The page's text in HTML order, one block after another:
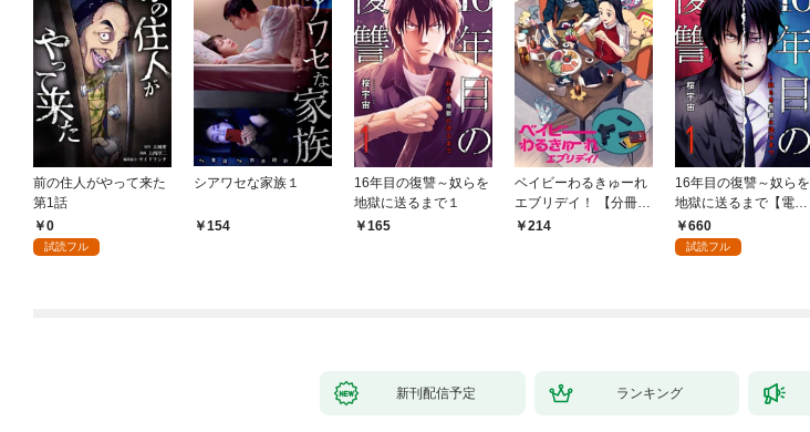
前の住人がやって来た
第1話
0
試読フル
シアワセな家族１
154
16年目の復讐～奴らを
地獄に送るまで１
165
ベイビーわるきゅーれ
エブリデイ！ 【分冊
版】 1
214
16年目の復讐～奴らを
地獄に送るまで【電子
単行本版】１
660
試読フル
新刊配信予定 ランキング